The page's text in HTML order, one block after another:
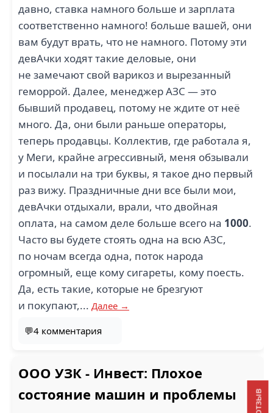
давно, ставка намного больше и зарплата
соответственно намного! больше вашей, они
вам будут врать, что не намного. Потому эти
девАчки ходят такие деловые, они
не замечают свой варикоз и вырезанный
геморрой. Далее, менеджер АЗС — это
бывший продавец, потому не ждите от неё
много. Да, они были раньше операторы,
теперь продавцы. Коллектив, где работала я,
у Меги, крайне агрессивный, меня обзывали
и посылали на три буквы, я такое дно первый
раз вижу. Праздничные дни все были мои,
девАчки отдыхали, врали, что двойная
оплата, на самом деле больше всего на 1000.
Часто вы будете стоять одна на всю АЗС,
по ночам всегда одна, поток народа
огромный, еще кому сигареты, кому поесть.
Да, есть такие, которые не брезгуют
и покупают,... Далее →
💬4 комментария
ООО УЗК - Инвест: Плохое
состояние машин и проблемы